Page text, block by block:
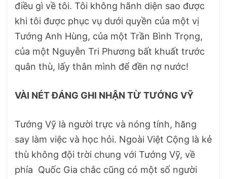
điều gì về tôi. Tôi không hãnh diện sao được
khi tôi được phục vụ dưới quyền của một vị
Tướng Anh Hùng, của một Trần Bình Trọng,
của một Nguyễn Tri Phương bất khuất trước
quân thù, lấy thân mình để đền nợ nước!
VÀI NÉT ĐÁNG GHI NHẬN TỪ TƯỚNG VỸ
Tướng Vỹ là người trực và nóng tính, hăng
say làm việc và học hỏi. Ngoài Việt Cộng là kẻ
thù không đội trời chung với Tướng Vỹ, về
phía Quốc Gia chắc cũng có một số người